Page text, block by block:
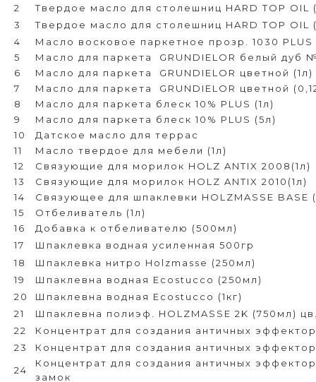
2
Твердое масло для столешниц HARD TOP OIL
3
Твердое масло для столешниц HARD TOP OIL
4
Масло восковое паркетное прозр. 1030 PLUS
5
Масло для паркета
GRUNDIELOR белый дуб
6
Масло для паркета
GRUNDIELOR цветной (1л)
7
Масло для паркета
GRUNDIELOR цветной
8
Масло для паркета блеск 10% PLUS (1л)
9
Масло для паркета блеск 10% PLUS (5л)
10
Датское масло для террас
11
Масло твердое для мебели (1л)
12
Связующие для морилок HOLZ ANTIX 2008(1л)
13
Связующие для морилок HOLZ ANTIX 2010(1л)
14
Связующее для шпаклевки HOLZMASSE BASE
15
Отбеливатель (1л)
16
Добавка к отбеливателю (500мл)
17
Шпаклевка водная усиленная 500гр
18
Шпаклевка нитро Holzmasse (250мл)
19
Шпаклевна водная Ecostucco (250мл)
20
Шпаклевна водная Ecostucco (1кг)
21
Шпаклевна полиэф. HOLZMASSE 2K (750мл)
22
Концентрат для создания античных
23
Концентрат для создания античных
24
Концентрат для создания античных
замок